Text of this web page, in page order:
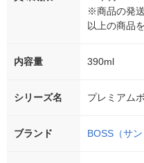
※商品の発
以上の商品
内容量 390ml
シリーズ名 プレミアム
ブランド BOSS（サン